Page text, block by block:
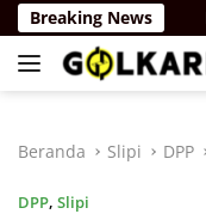
Langsung
ke
konten
Breaking News
Rus
Beranda Slipi DPP
DPP, Slipi